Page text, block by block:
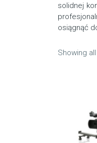
solidnej
osiągnąć
Showing